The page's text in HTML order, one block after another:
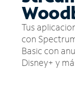
Tus
con
Basic con
Disney+ y